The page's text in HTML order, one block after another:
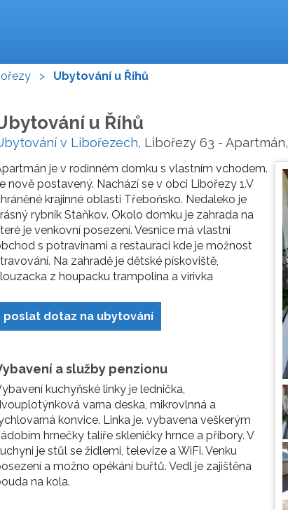
> Ubytování u Říhů
u Říhů
v Libořezech, Libořezy 63 - Apartmán,
je v rodinném domku s vlastním vchodem.
nově postavený. Nachází se v obci Libořezy 1.V
krajinné oblasti Třeboňsko. Nedaleko je
rybník Staňkov. Okolo domku je zahrada na
je venkovní posezení. Vesnice má vlastní
s potravinami a restauraci kde je možnost
Na zahradě je dětské pískoviště,
z houpacku trampolina a virivka
poslat dotaz na ubytování
a služby penzionu
kuchyňské linky je lednička,
varna deska, mikrovlnná a
konvice. Linka je. vybavena veškerým
hrnečky talíře skleničky hrnce a příbory. V
je stůl se židlemi, televize a WiFi. Venku
a možno opékání buřtů. Vedl je zajištěna
na kola.